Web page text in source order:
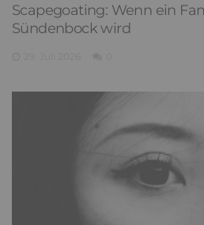
Scapegoating: Wenn ein
Sündenbock wird